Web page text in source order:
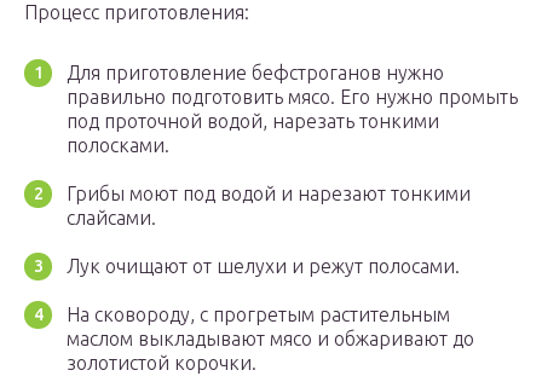
Процесс приготовления:
Для приготовление бефстроганов нужно
правильно подготовить мясо. Его нужно промыть
под проточной водой, нарезать тонкими
полосками.
Грибы моют под водой и нарезают тонкими
слайсами.
Лук очищают от шелухи и режут полосами.
На сковороду, с прогретым растительным
маслом выкладывают мясо и обжаривают до
золотистой корочки.